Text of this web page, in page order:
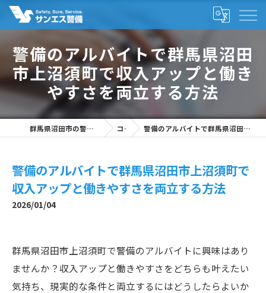
警備のアルバイトで群馬県沼田
市上沼須町で収入アップと働き
やすさを両立する方法
群馬県沼田市の警備の求人なら株式会社サンエス警備 コラム 警備のアルバイトで群馬県沼田市上沼須町で収入アップと働きやすさを両立する方法
警備のアルバイトで群馬県沼田市上沼須町で
収入アップと働きやすさを両立する方法
2026/01/04
群馬県沼田市上沼須町で警備のアルバイトに興味はあり
ませんか？収入アップと働きやすさをどちらも叶えたい
気持ち、現実的な条件と両立するにはどうしたらよいか